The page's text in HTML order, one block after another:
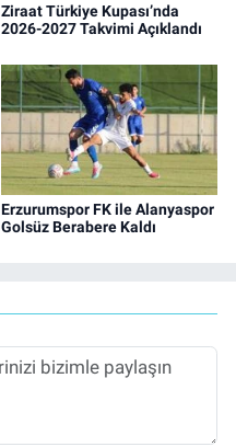
Ziraat Türkiye Kupası’nda
2026-2027 Takvimi Açıklandı
Erzurumspor FK ile Alanyaspor
Golsüz Berabere Kaldı